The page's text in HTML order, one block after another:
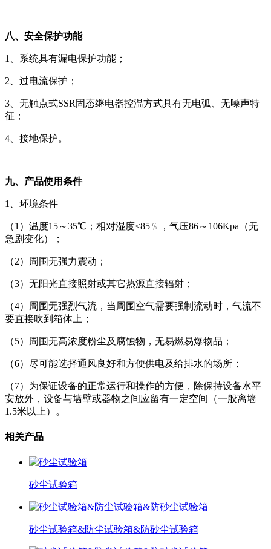
八、安全保护功能
1、系统具有漏电保护功能；
2、过电流保护；
3、无触点式SSR固态继电器控温方式具有无电弧、无噪声特
征；
4、接地保护。
九、产品使用条件
1、环境条件
（1）温度15～35℃；相对湿度≤85﹪，气压86～106Kpa（无
急剧变化）；
（2）周围无强力震动；
（3）无阳光直接照射或其它热源直接辐射；
（4）周围无强烈气流，当周围空气需要强制流动时，气流不
要直接吹到箱体上；
（5）周围无高浓度粉尘及腐蚀物，无易燃易爆物品；
（6）尽可能选择通风良好和方便供电及给排水的场所；
（7）为保证设备的正常运行和操作的方便，除保持设备水平
安放外，设备与墙壁或器物之间应留有一定空间（一般离墙
1.5米以上）。
相关产品
砂尘试验箱
砂尘试验箱&防尘试验箱&防砂尘试验箱